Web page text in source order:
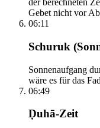
der berechneten
Gebet nicht vor
06:11
Schuruk
Sonnenaufgang
wäre es für das
06:49
Ḍuhā-Zeit